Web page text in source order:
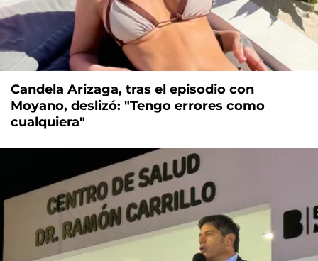
Candela Arizaga, tras el episodio con
Moyano, deslizó: "Tengo errores como
cualquiera"